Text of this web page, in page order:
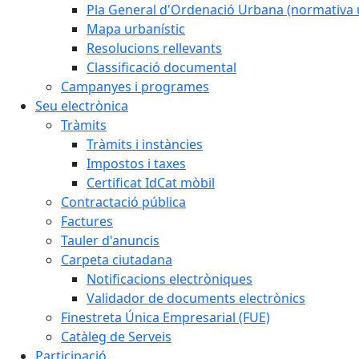
Pla General d'Ordenació Urbana (normativa
Mapa urbanístic
Resolucions rellevants
Classificació documental
Campanyes i programes
Seu electrònica
Tràmits
Tràmits i instàncies
Impostos i taxes
Certificat IdCat mòbil
Contractació pública
Factures
Tauler d'anuncis
Carpeta ciutadana
Notificacions electròniques
Validador de documents electrònics
Finestreta Única Empresarial (FUE)
Catàleg de Serveis